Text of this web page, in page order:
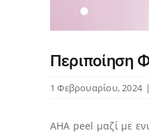
Περιποίηση
1 Φεβρουαρίου, 2024 |
AHA peel μαζί με